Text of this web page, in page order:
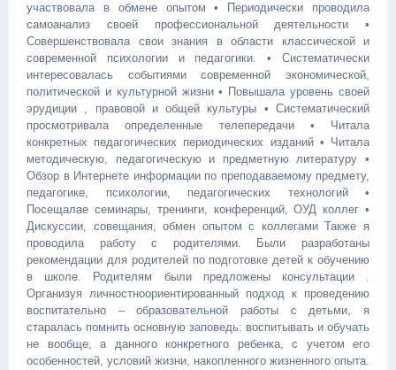
участвовала в обмене опытом • Периодически проводила
самоанализ своей профессиональной деятельности •
Совершенствовала свои знания в области классической и
современной психологии и педагогики. • Систематически
интересовалась событиями современной экономической,
политической и культурной жизни • Повышала уровень своей
эрудиции , правовой и общей культуры • Систематический
просмотривала определенные телепередачи • Читала
конкретных педагогических периодических изданий • Читала
методическую, педагогическую и предметную литературу •
Обзор в Интернете информации по преподаваемому предмету,
педагогике, психологии, педагогических технологий •
Посещалае семинары, тренинги, конференций, ОУД коллег •
Дискуссии, совещания, обмен опытом с коллегами Также я
проводила работу с родителями. Были разработаны
рекомендации для родителей по подготовке детей к обучению
в школе. Родителям были предложены консультации .
Организуя личностно­ориентированный подход к проведению
воспитательно – образовательной работы с детьми, я
старалась помнить основную заповедь: воспитывать и обучать
не вообще, а данного конкретного ребенка, с учетом его
особенностей, условий жизни, накопленного жизненного опыта.